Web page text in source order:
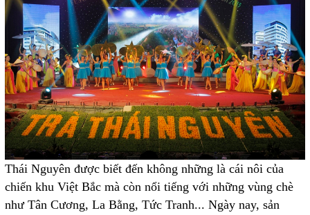
Thái Nguyên được biết đến không những là cái nôi của
chiến khu Việt Bắc mà còn nổi tiếng với những vùng chè
như Tân Cương, La Bằng, Tức Tranh... Ngày nay, sản